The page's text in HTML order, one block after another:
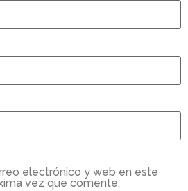
electrónico y web en este
vez que comente.